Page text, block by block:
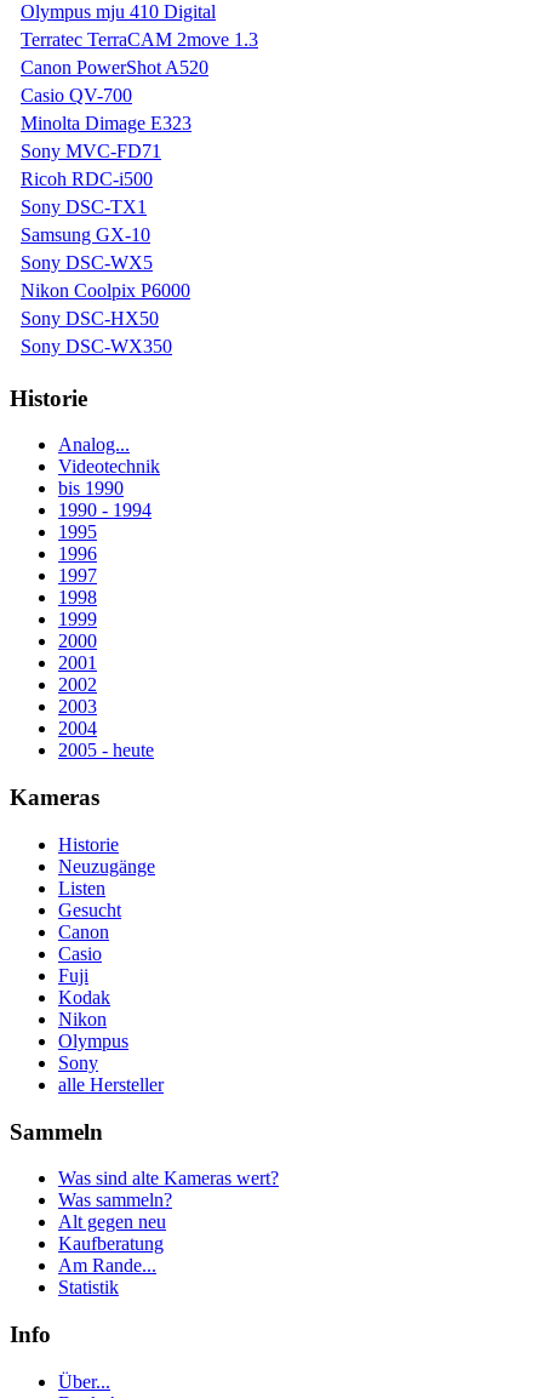
Olympus mju 410 Digital
Terratec TerraCAM 2move 1.3
Canon PowerShot A520
Casio QV-700
Minolta Dimage E323
Sony MVC-FD71
Ricoh RDC-i500
Sony DSC-TX1
Samsung GX-10
Sony DSC-WX5
Nikon Coolpix P6000
Sony DSC-HX50
Sony DSC-WX350
Historie
Analog...
Videotechnik
bis 1990
1990 - 1994
1995
1996
1997
1998
1999
2000
2001
2002
2003
2004
2005 - heute
Kameras
Historie
Neuzugänge
Listen
Gesucht
Canon
Casio
Fuji
Kodak
Nikon
Olympus
Sony
alle Hersteller
Sammeln
Was sind alte Kameras wert?
Was sammeln?
Alt gegen neu
Kaufberatung
Am Rande...
Statistik
Info
Über...